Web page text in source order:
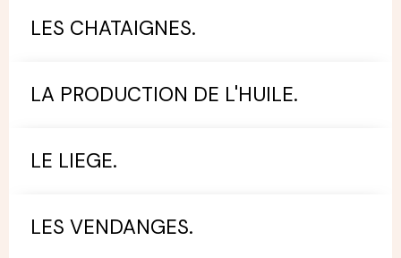
LES CHATAIGNES.
LA PRODUCTION DE L'HUILE.
LE LIEGE.
LES VENDANGES.